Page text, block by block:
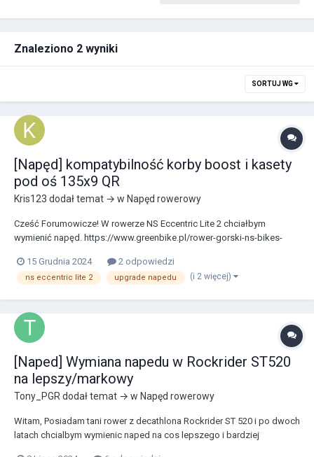
Znaleziono 2 wyniki
SORTUJ WG
[Napęd] kompatybilność korby boost i kasety
pod oś 135x9 QR
Kris123 dodał temat → w Napęd rowerowy
Cześć Forumowicze! W rowerze NS Eccentric Lite 2 chciałbym
wymienić napęd. https://www.greenbike.pl/rower-gorski-ns-bikes-
1x10 Korba: Sunrace FCM80T 175mm 30t suport: TH BSA square taper
73mm Piast...
15 Grudnia 2024 2 odpowiedzi
ns eccentric lite 2 upgrade napedu (i 2 więcej)
[Naped] Wymiana napedu w Rockrider ST520
na lepszy/markowy
Tony_PGR dodał temat → w Napęd rowerowy
Witam, Posiadam tani rower z decathlona Rockrider ST 520 i po dwoch
latach chcialbym wymienic naped na cos lepszego i bardziej